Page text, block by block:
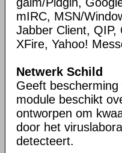
mIRC, MSN/
Jabber Client,
XFire, Yahoo!
Netwerk Schild
Geeft
module beschikt
ontworpen om
door het
detecteert.